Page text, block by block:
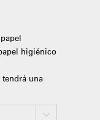
higiénico
una